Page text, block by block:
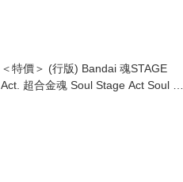
＜特價＞ (行版) Bandai 魂STAGE
Act. 超合金魂 Soul Stage Act Soul of